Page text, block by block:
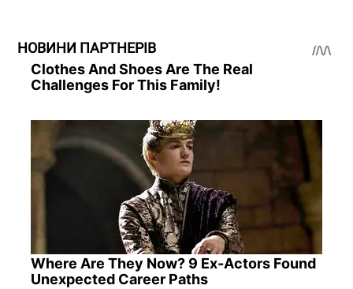
НОВИНИ ПАРТНЕРІВ
Clothes And Shoes Are The Real
Challenges For This Family!
Where Are They Now? 9 Ex-Actors Found
Unexpected Career Paths